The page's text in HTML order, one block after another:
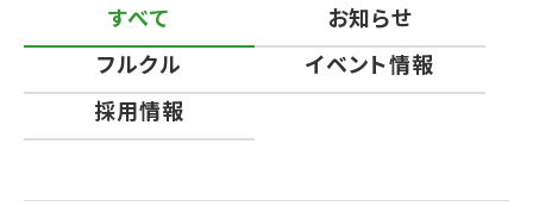
すべて
お知らせ
フルクル
イベント情報
採用情報